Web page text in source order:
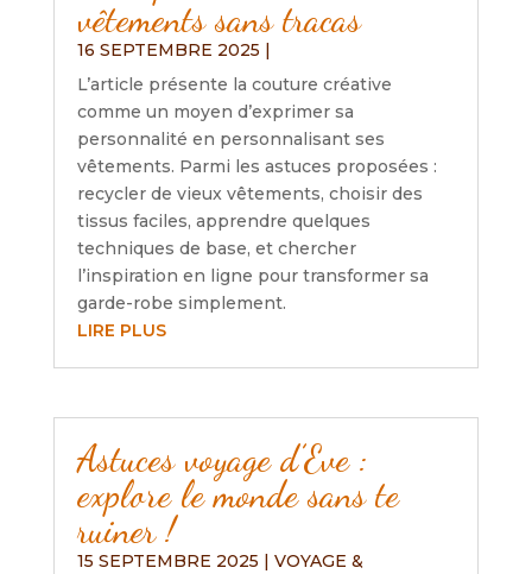
vêtements sans tracas
16 SEPTEMBRE 2025 |
L’article présente la couture créative
comme un moyen d’exprimer sa
personnalité en personnalisant ses
vêtements. Parmi les astuces proposées :
recycler de vieux vêtements, choisir des
tissus faciles, apprendre quelques
techniques de base, et chercher
l’inspiration en ligne pour transformer sa
garde-robe simplement.
LIRE PLUS
Astuces voyage d’Eve :
explore le monde sans te
ruiner !
15 SEPTEMBRE 2025 | VOYAGE &